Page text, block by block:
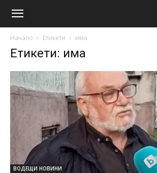
Начало Етикети има
Етикети: има
ВОДЕЩИ НОВИНИ